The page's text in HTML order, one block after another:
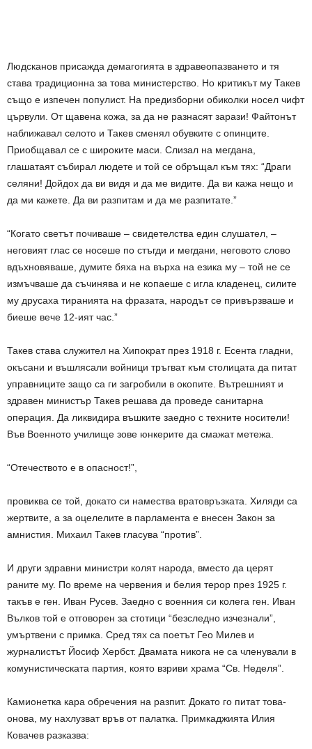
Людсканов присажда демагогията в здравеопазването и тя
става традиционна за това министерство. Но критикът му Такев
също е изпечен популист. На предизборни обиколки носел чифт
цървули. От щавена кожа, за да не разнасят зарази! Файтонът
наближавал селото и Такев сменял обувките с опинците.
Приобщавал се с широките маси. Слизал на мегдана,
глашатаят събирал людете и той се обръщал към тях: “Драги
селяни! Дойдох да ви видя и да ме видите. Да ви кажа нещо и
да ми кажете. Да ви разпитам и да ме разпитате.”
“Когато светът почиваше – свидетелства един слушател, –
неговият глас се носеше по стъгди и мегдани, неговото слово
вдъхновяваше, думите бяха на върха на езика му – той не се
измъчваше да съчинява и не копаеше с игла кладенец, силите
му друсаха тиранията на фразата, народът се привързваше и
биеше вече 12-ият час.”
Такев става служител на Хипократ през 1918 г. Есента гладни,
окъсани и въшлясали войници тръгват към столицата да питат
управниците защо са ги загробили в окопите. Вътрешният и
здравен министър Такев решава да проведе санитарна
операция. Да ликвидира въшките заедно с техните носители!
Във Военното училище зове юнкерите да смажат метежа.
“Отечеството е в опасност!”,
провиква се той, докато си намества вратовръзката. Хиляди са
жертвите, а за оцелелите в парламента е внесен Закон за
амнистия. Михаил Такев гласува “против”.
И други здравни министри колят народа, вместо да церят
раните му. По време на червения и белия терор през 1925 г.
такъв е ген. Иван Русев. Заедно с военния си колега ген. Иван
Вълков той е отговорен за стотици “безследно изчезнали”,
умъртвени с примка. Сред тях са поетът Гео Милев и
журналистът Йосиф Хербст. Двамата никога не са членували в
комунистическата партия, която взриви храма “Св. Неделя”.
Камионетка кара обречения на разпит. Докато го питат това-
онова, му нахлузват връв от палатка. Примкаджията Илия
Ковачев разказва: